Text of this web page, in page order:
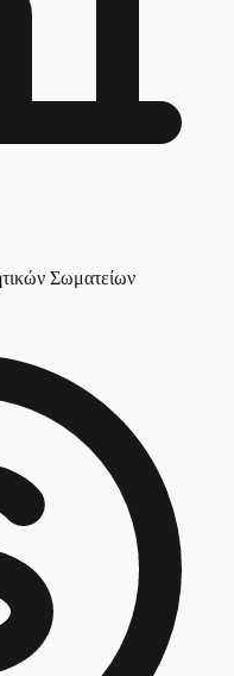
Σωματείων